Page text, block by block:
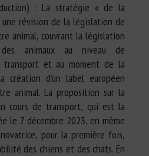
: La stratégie « de la
révision de la législation de
animal, couvrant la législation
animaux au niveau de
transport et au moment de la
d’un label européen
animal. La proposition sur la
cours de transport, qui est la
le 7 décembre 2023, en même
pour la première fois,
des chiens et des chats. En